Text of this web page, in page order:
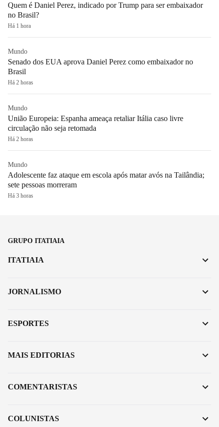
Quem é Daniel Perez, indicado por Trump para ser embaixador
no Brasil?
Há 1 hora
Mundo
Senado dos EUA aprova Daniel Perez como embaixador no
Brasil
Há 2 horas
Mundo
União Europeia: Espanha ameaça retaliar Itália caso livre
circulação não seja retomada
Há 2 horas
Mundo
Adolescente faz ataque em escola após matar avós na Tailândia;
sete pessoas morreram
Há 3 horas
GRUPO ITATIAIA
ITATIAIA
JORNALISMO
ESPORTES
MAIS EDITORIAS
COMENTARISTAS
COLUNISTAS